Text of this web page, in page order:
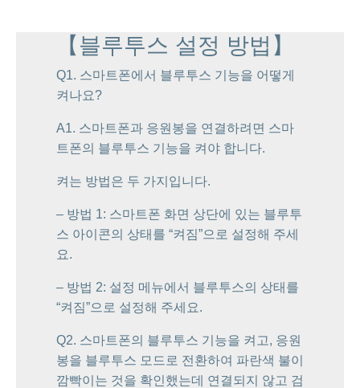
【블루투스 설정 방법】
Q1. 스마트폰에서 블루투스 기능을 어떻게
켜나요?
A1. 스마트폰과 응원봉을 연결하려면 스마
트폰의 블루투스 기능을 켜야 합니다.
켜는 방법은 두 가지입니다.
– 방법 1: 스마트폰 화면 상단에 있는 블루투
스 아이콘의 상태를 “켜짐”으로 설정해 주세
요.
– 방법 2: 설정 메뉴에서 블루투스의 상태를
“켜짐”으로 설정해 주세요.
Q2. 스마트폰의 블루투스 기능을 켜고, 응원
봉을 블루투스 모드로 전환하여 파란색 불이
깜빡이는 것을 확인했는데 연결되지 않고 검